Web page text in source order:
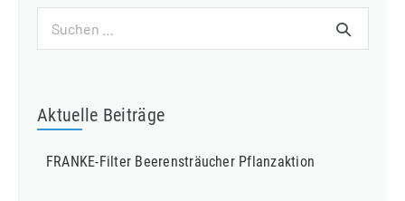
nach:
Aktuelle Beiträge
FRANKE-Filter Beerensträucher Pflanzaktion